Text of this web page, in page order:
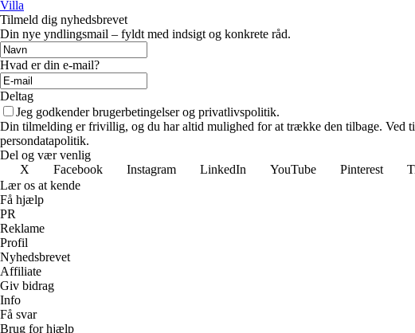
Villa
Tilmeld dig nyhedsbrevet
Din nye yndlingsmail – fyldt med indsigt og konkrete råd.
Hvad er din e-mail?
Deltag
Jeg godkender brugerbetingelser og privatlivspolitik.
Din tilmelding er frivillig, og du har altid mulighed for at trække den tilbage. Ved
persondatapolitik.
Del og vær venlig
X
Facebook Instagram LinkedIn YouTube Pinterest
Lær os at kende
Få hjælp
PR
Reklame
Profil
Nyhedsbrevet
Affiliate
Giv bidrag
Info
Få svar
Brug for hjælp